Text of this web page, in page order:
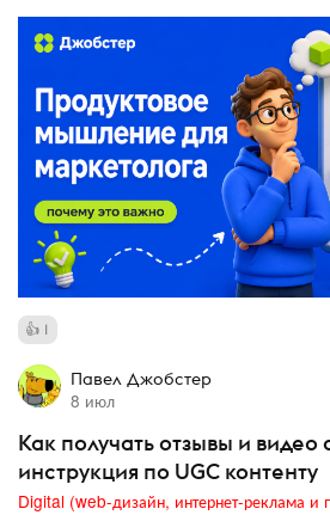
1
Павел Джобстер
8 июл
Как получать отзывы и видео
инструкция по UGC контенту